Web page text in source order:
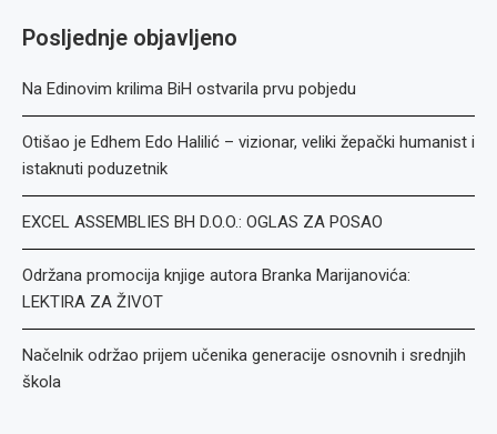
Posljednje objavljeno
Na Edinovim krilima BiH ostvarila prvu pobjedu
Otišao je Edhem Edo Halilić – vizionar, veliki žepački humanist i
istaknuti poduzetnik
EXCEL ASSEMBLIES BH D.O.O.: OGLAS ZA POSAO
Održana promocija knjige autora Branka Marijanovića:
LEKTIRA ZA ŽIVOT
Načelnik održao prijem učenika generacije osnovnih i srednjih
škola